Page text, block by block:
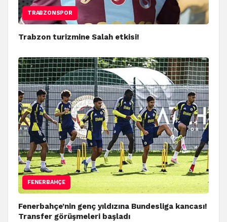
TRABZONSPOR
Trabzon turizmine Salah etkisi!
FENERBAHÇE
Fenerbahçe’nin genç yıldızına Bundesliga kancası!
Transfer görüşmeleri başladı